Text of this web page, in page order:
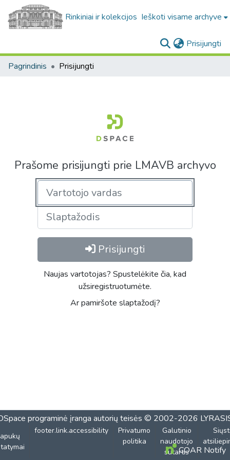
Rinkiniai ir kolekcijos Ieškoti visame archyve
Prisijungti
Pagrindinis Prisijungti
Prašome prisijungti prie LMAVB archyvo
Prisijungti
Naujas vartotojas? Spustelėkite čia, kad
užsiregistruotumėte.
Ar pamiršote slaptažodį?
programinė įranga autorių teisės © 2002-2026
footer.link.accessibility
Privatumo
politika
Galutinio
naudotojo
sutartisCOAR Notify